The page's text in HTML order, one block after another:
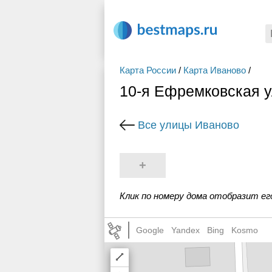
Карта России / Карта Иваново /
10-я Ефремковская
Все улицы Иваново
+
Клик по номеру дома отобразит
Google Yandex Bing Kosmo
Draw